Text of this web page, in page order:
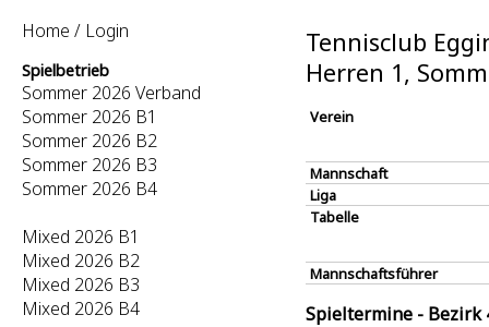
Home / Login
Spielbetrieb
Sommer 2026 Verband
Sommer 2026 B1
Sommer 2026 B2
Sommer 2026 B3
Sommer 2026 B4
Mixed 2026 B1
Mixed 2026 B2
Mixed 2026 B3
Mixed 2026 B4
Tennisclub
Herren 1,
Verein
Mannschaft
Liga
Tabelle
Mannschaftsführer
Spieltermine - Bezirk